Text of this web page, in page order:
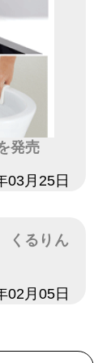
発売
03月25日
くるりん
02月05日